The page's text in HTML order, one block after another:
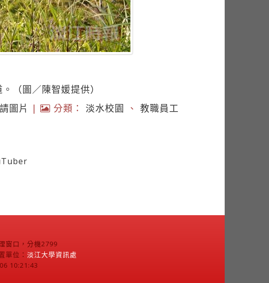
（圖／陳智媛提供）
圖片 | 分類： 淡水校園 、 教職員工
窗口，分機2799
單位： 淡江大學資訊處
10:21:43